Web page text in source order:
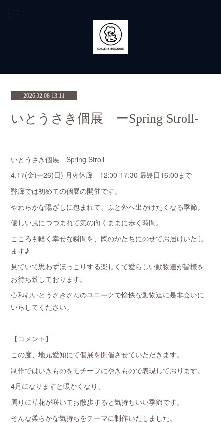
2026.02.08 13:11
いとうさき個展 ーSpring Stroll-
いとうさき個展 Spring Stroll
4.17(金)ー26(日) 月火休廊 12:00-17:30 最終日16:00まで
弊廊では初めての個展の開催です。
やわらかな陽ざしに包まれて、ふと外へ出かけたくなる季節。
優しい風につつまれて気の向くままに歩く時間。
こころも軽く幸せな瞬間を、陶のかたちにのせてお届けいたし
ます♪
見ていて思わずほっこりする楽しくて愛らしい動物達が皆様を
お待ち致しております。
心和むいとうさきさんのユニークで愉快な動物達に是非会いに
いらしてください。
【コメント】
この度、地元愛知にて個展を開催させていただきます。
制作ではいきものをモチーフにやきもので表現しております。
4月になりますと暖かくなり、
周りに草花が咲いてお散歩すると気持ちいい季節です。
そんな柔らかな気持ちをテーマに制作いたしました。